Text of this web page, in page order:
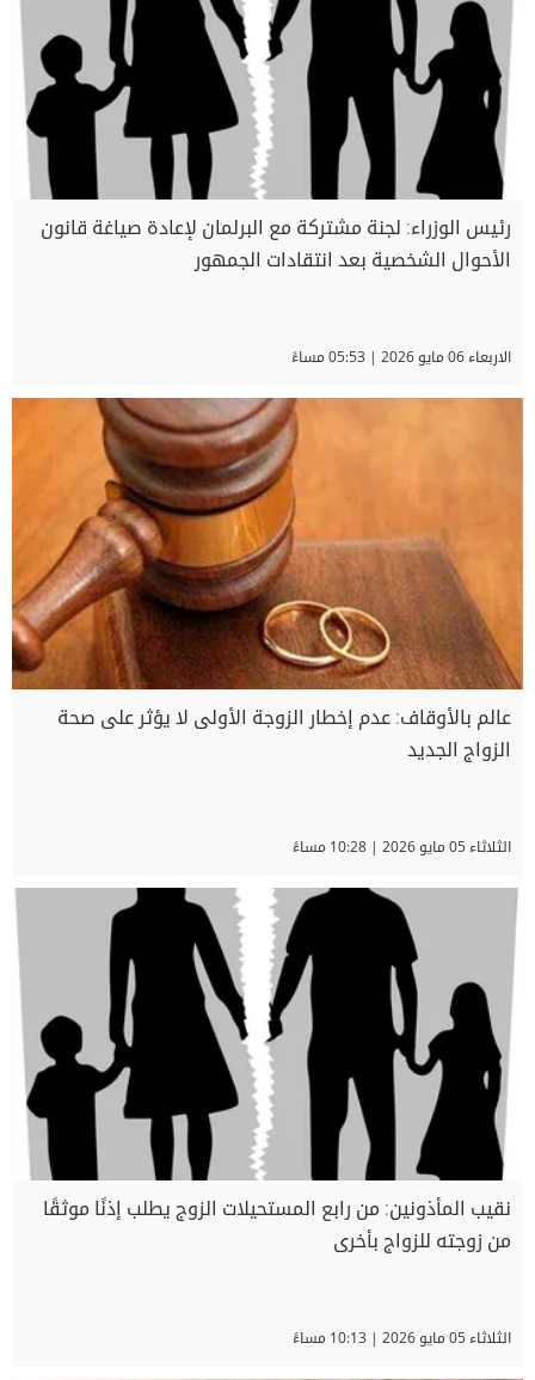
رئيس الوزراء: لجنة مشتركة مع البرلمان لإعادة صياغة قانون
الأحوال الشخصية بعد انتقادات الجمهور
الاربعاء 06 مايو 2026 | 05:53 مساءً
عالم بالأوقاف: عدم إخطار الزوجة الأولى لا يؤثر على صحة
الزواج الجديد
الثلاثاء 05 مايو 2026 | 10:28 مساءً
نقيب المأذونين: من رابع المستحيلات الزوج يطلب إذنًا موثقًا
من زوجته للزواج بأخرى
الثلاثاء 05 مايو 2026 | 10:13 مساءً